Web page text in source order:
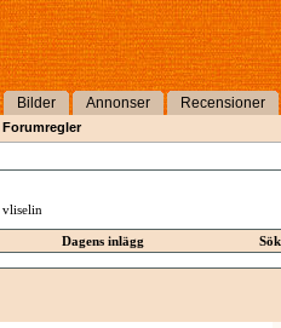
Bilder Annonser Recensioner
Forumregler
vliselin
Dagens inlägg Sök